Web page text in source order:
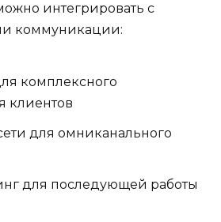
интегрировать с
коммуникации:
комплексного
клиентов
для омниканального
для последующей работы